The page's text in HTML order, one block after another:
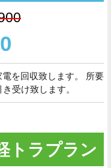
を回収致します。 所要
受け致します。
トラプラン